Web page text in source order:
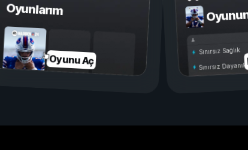
Oyunlarım
Oyunu Aç
Sınırsız Sağlık
Sınırsız